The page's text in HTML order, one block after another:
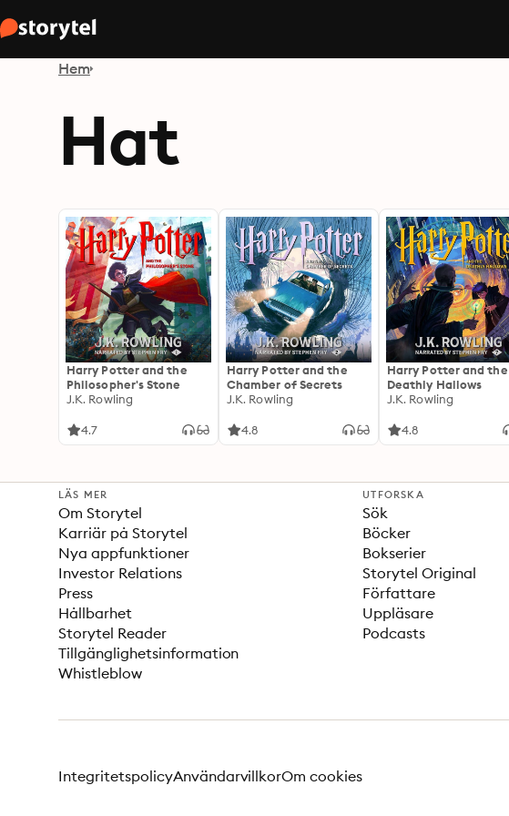
Hem
Hat
Harry Potter and the
Philosopher's Stone
J.K. Rowling
4.7
Harry Potter and the
Chamber of Secrets
J.K. Rowling
4.8
Harry Potter and the
Deathly Hallows
J.K. Rowling
4.8
LÄS MER
Om Storytel
Karriär på Storytel
Nya appfunktioner
Investor Relations
Press
Hållbarhet
Storytel Reader
Tillgänglighetsinformation
Whistleblow
UTFORSKA
Sök
Böcker
Bokserier
Storytel Original
Författare
Uppläsare
Podcasts
IntegritetspolicyAnvändarvillkorOm cookies